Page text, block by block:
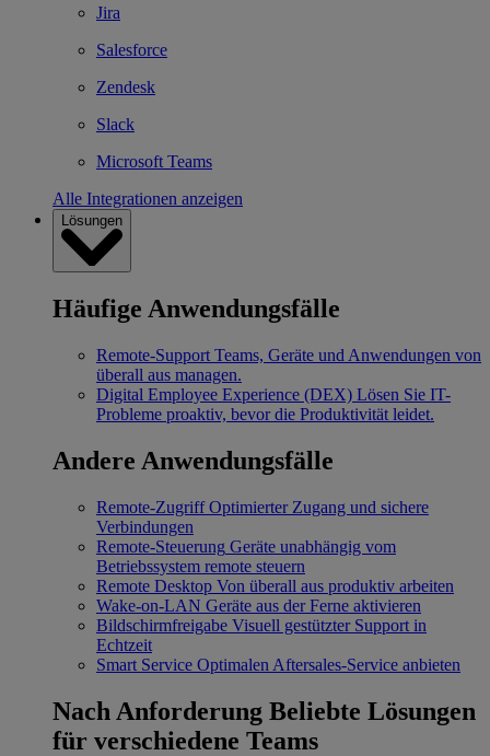
Jira
Salesforce
Zendesk
Slack
Microsoft Teams
Alle Integrationen anzeigen
Lösungen
Häufige Anwendungsfälle
Remote-Support Teams, Geräte und Anwendungen von
überall aus managen.
Digital Employee Experience (DEX) Lösen Sie IT-
Probleme proaktiv, bevor die Produktivität leidet.
Andere Anwendungsfälle
Remote-Zugriff Optimierter Zugang und sichere
Verbindungen
Remote-Steuerung Geräte unabhängig vom
Betriebssystem remote steuern
Remote Desktop Von überall aus produktiv arbeiten
Wake-on-LAN Geräte aus der Ferne aktivieren
Bildschirmfreigabe Visuell gestützter Support in
Echtzeit
Smart Service Optimalen Aftersales-Service anbieten
Nach Anforderung Beliebte Lösungen
für verschiedene Teams